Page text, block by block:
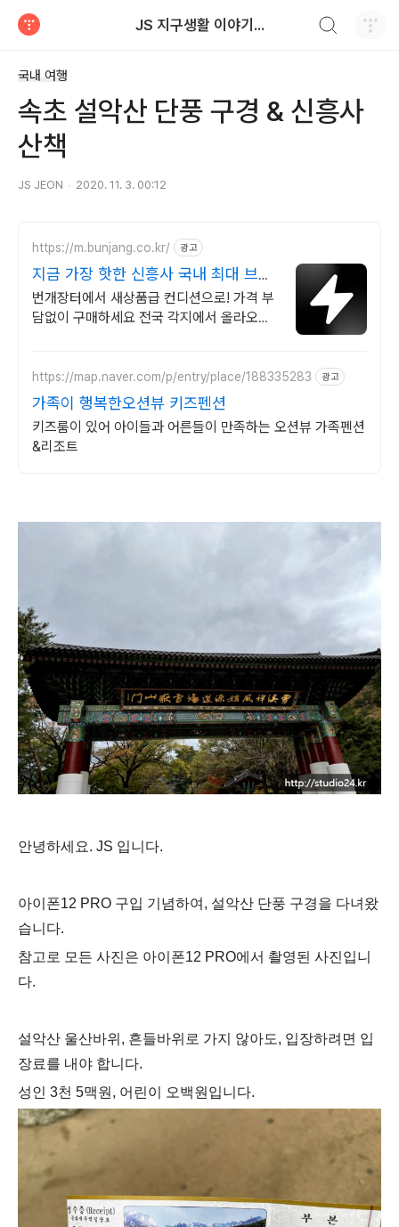
JS 지구생활 이야기...
국내 여행
속초 설악산 단풍 구경 & 신흥사
산책
JS JEON 2020. 11. 3. 00:12
https://m.bunjang.co.kr/ 광고
지금 가장 핫한 신흥사 국내 최대 브랜
드 중고거래
번개장터에서 새상품급 컨디션으로! 가격 부
담없이 구매하세요 전국 각지에서 올라오는
https://map.naver.com/p/entry/place/188335283 광고
가족이 행복한오션뷰 키즈펜션
키즈룸이 있어 아이들과 어른들이 만족하는 오션뷰 가족펜션
&리조트
안녕하세요. JS 입니다.
아이폰12 PRO 구입 기념하여, 설악산 단풍 구경을 다녀왔
습니다.
참고로 모든 사진은 아이폰12 PRO에서 촬영된 사진입니
다.
설악산 울산바위, 흔들바위로 가지 않아도, 입장하려면 입
장료를 내야 합니다.
성인 3천 5맥원, 어린이 오백원입니다.